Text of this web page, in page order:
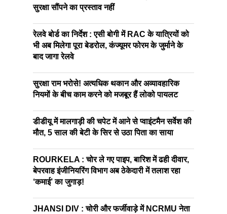
सुरक्षा सौंपने का प्रस्ताव नहीं
रेलवे बोर्ड का निर्देश : एसी बोगी में RAC के यात्रियों को
भी अब मिलेगा पूरा बेडरोल, कंज्यूमर फोरम के जुर्माने के
बाद जागा रेलवे
सुरक्षा राम भरोसे! अत्यधिक थकान और अव्यावहारिक
नियमों के बीच काम करने को मजबूर हैं लोको पायलट
डीडीयू में मालगाड़ी की चपेट में आने से प्वाइंटमैन सर्वेश की
मौत, 5 साल की बेटी के सिर से उठा पिता का साया
ROURKELA : चोर ले गए पाइप, बारिश में ढही दीवार,
बेपरवाह इंजीनियरिंग विभाग अब ठेकेदारी में तलाश रहा
‘कमाई’ का जुगाड़!
JHANSI DIV : चोरी और फर्जीवाड़े में NCRMU नेता